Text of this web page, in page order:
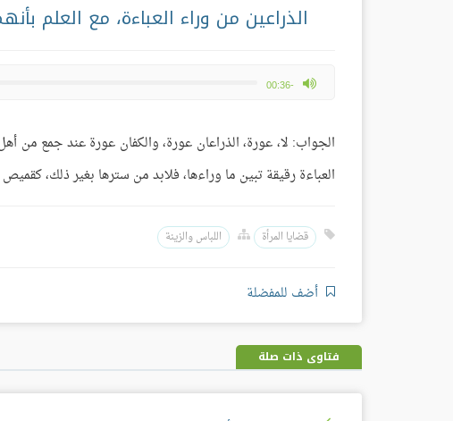
الذراعين من وراء العباءة، مع العلم
-00:36
max volume
الجواب: لا، عورة، الذراعان عورة، والكفان عورة عند جمع من
العباءة رقيقة تبين ما وراءها، فلابد من سترها بغير ذلك،
قضايا المرأة اللباس والزينة
أضف للمفضلة
فتاوى ذات صلة